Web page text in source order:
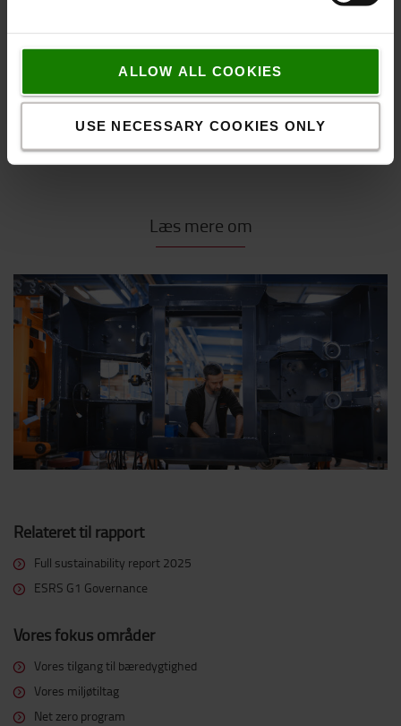
ALLOW ALL COOKIES
USE NECESSARY COOKIES ONLY
Læs mere om
Relateret til rapport
Full sustainability report 2025
ESRS G1 Governance
Vores fokus områder
Vores tilgang til bæredygtighed
Vores miljøtiltag
Net zero program